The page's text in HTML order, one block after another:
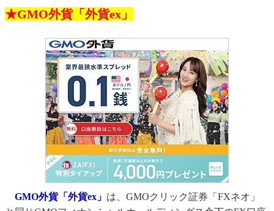
★GMO外貨「外貨ex」
GMO外貨「外貨ex」 は、GMOクリック証券「FXネオ」